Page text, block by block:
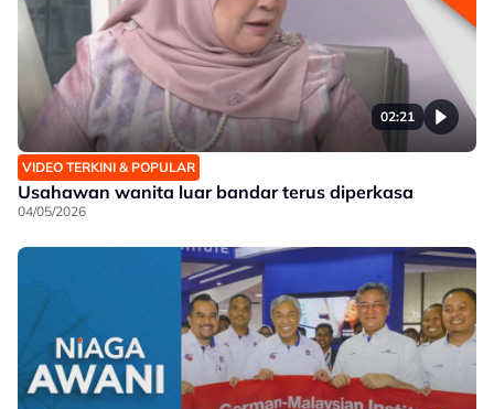
02:21
VIDEO TERKINI & POPULAR
Usahawan wanita luar bandar terus diperkasa
04/05/2026